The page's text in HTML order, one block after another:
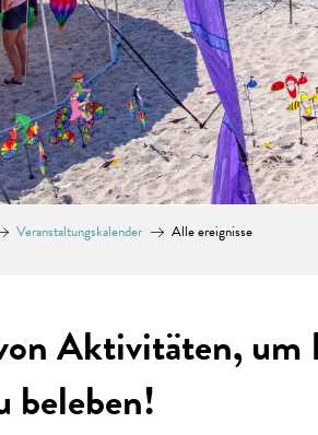
Veranstaltungskalender Alle ereignisse
Aktivitäten,
beleben!